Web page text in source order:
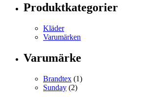
Produktkategorier
Kläder
Varumärken
Varumärke
Brandtex (1)
Sunday (2)